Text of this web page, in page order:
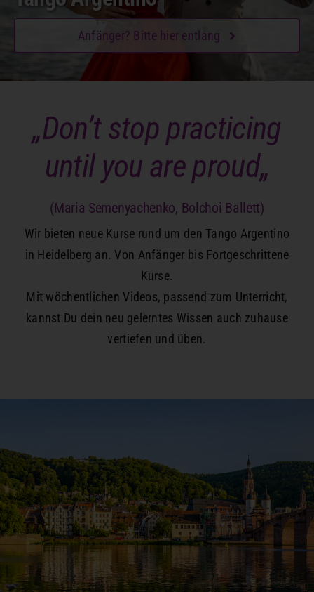
Anfänger? Bitte hier entlang
„Don’t stop practicing
until you are proud„
(Maria Semenyachenko, Bolchoi Ballett)
Wir bieten neue Kurse rund um den Tango Argentino
in Heidelberg an. Von Anfänger bis Fortgeschrittene
Kurse.
Mit wöchentlichen Videos, passend zum Unterricht,
kannst Du dein neu gelerntes Wissen auch zuhause
vertiefen und üben.